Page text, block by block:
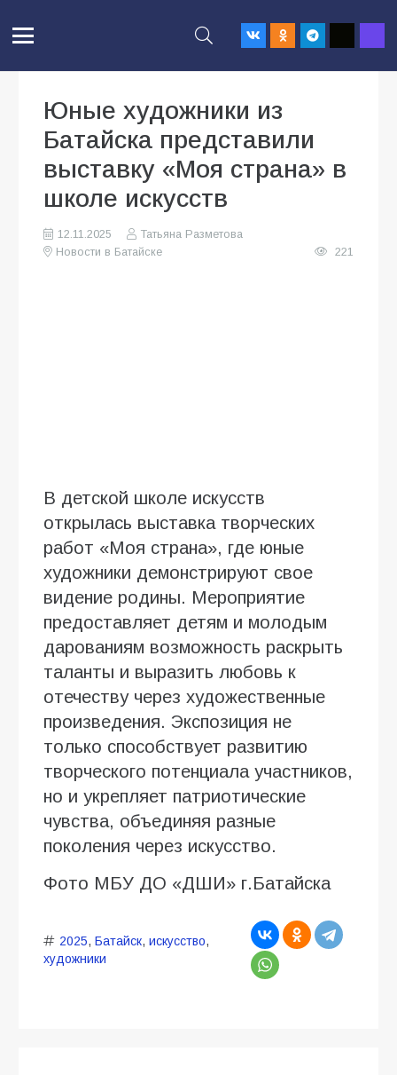
Юные художники из
Батайска представили
выставку «Моя страна» в
школе искусств
12.11.2025
Татьяна Разметова
Новости в Батайске
221
В детской школе искусств
открылась выставка творческих
работ «Моя страна», где юные
художники демонстрируют свое
видение родины. Мероприятие
предоставляет детям и молодым
дарованиям возможность раскрыть
таланты и выразить любовь к
отечеству через художественные
произведения. Экспозиция не
только способствует развитию
творческого потенциала участников,
но и укрепляет патриотические
чувства, объединяя разные
поколения через искусство.
Фото МБУ ДО «ДШИ» г.Батайска
2025, Батайск, искусство,
художники